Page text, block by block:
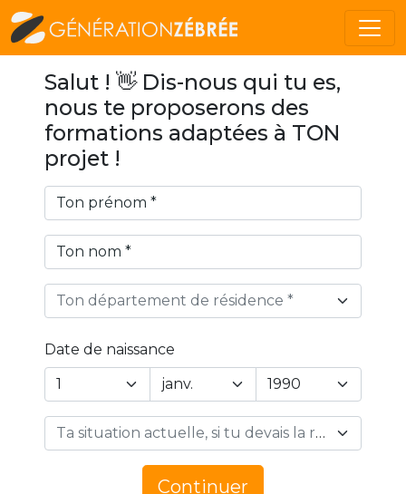
Salut ! 👋 Dis-nous qui tu es,
nous te proposerons des
formations adaptées à TON
projet !
Ton département de résidence *
Date de naissance
Year
Day
Ta situation actuelle, si tu devais la résumer en 1 mot… *
Continuer